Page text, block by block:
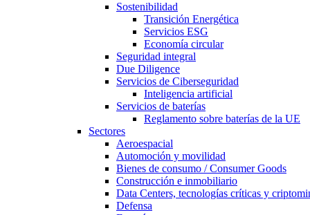
Sostenibilidad
Transición Energética
Servicios ESG
Economía circular
Seguridad integral
Due Diligence
Servicios de Ciberseguridad
Inteligencia artificial
Servicios de baterías
Reglamento sobre baterías de la UE
Sectores
Aeroespacial
Automoción y movilidad
Bienes de consumo / Consumer Goods
Construcción e inmobiliario
Data Centers, tecnologías críticas y
Defensa